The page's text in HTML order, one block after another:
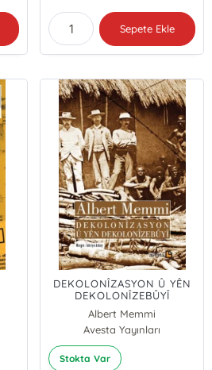
Sepete Ekle
DEKOLONÎZASYON Û YÊN
DEKOLONÎZEBÛYÎ
Albert Memmi
Avesta Yayınları
Stokta Var